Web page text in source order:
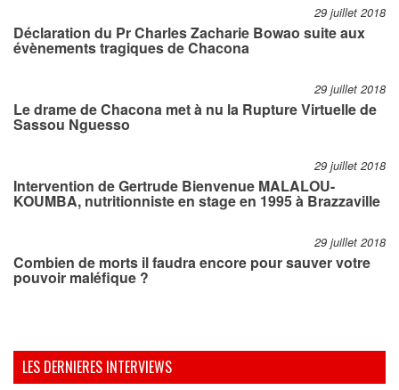
29 juillet 2018
Déclaration du Pr Charles Zacharie Bowao suite aux
évènements tragiques de Chacona
29 juillet 2018
Le drame de Chacona met à nu la Rupture Virtuelle de
Sassou Nguesso
29 juillet 2018
Intervention de Gertrude Bienvenue MALALOU-
KOUMBA, nutritionniste en stage en 1995 à Brazzaville
29 juillet 2018
Combien de morts il faudra encore pour sauver votre
pouvoir maléfique ?
LES DERNIERES INTERVIEWS